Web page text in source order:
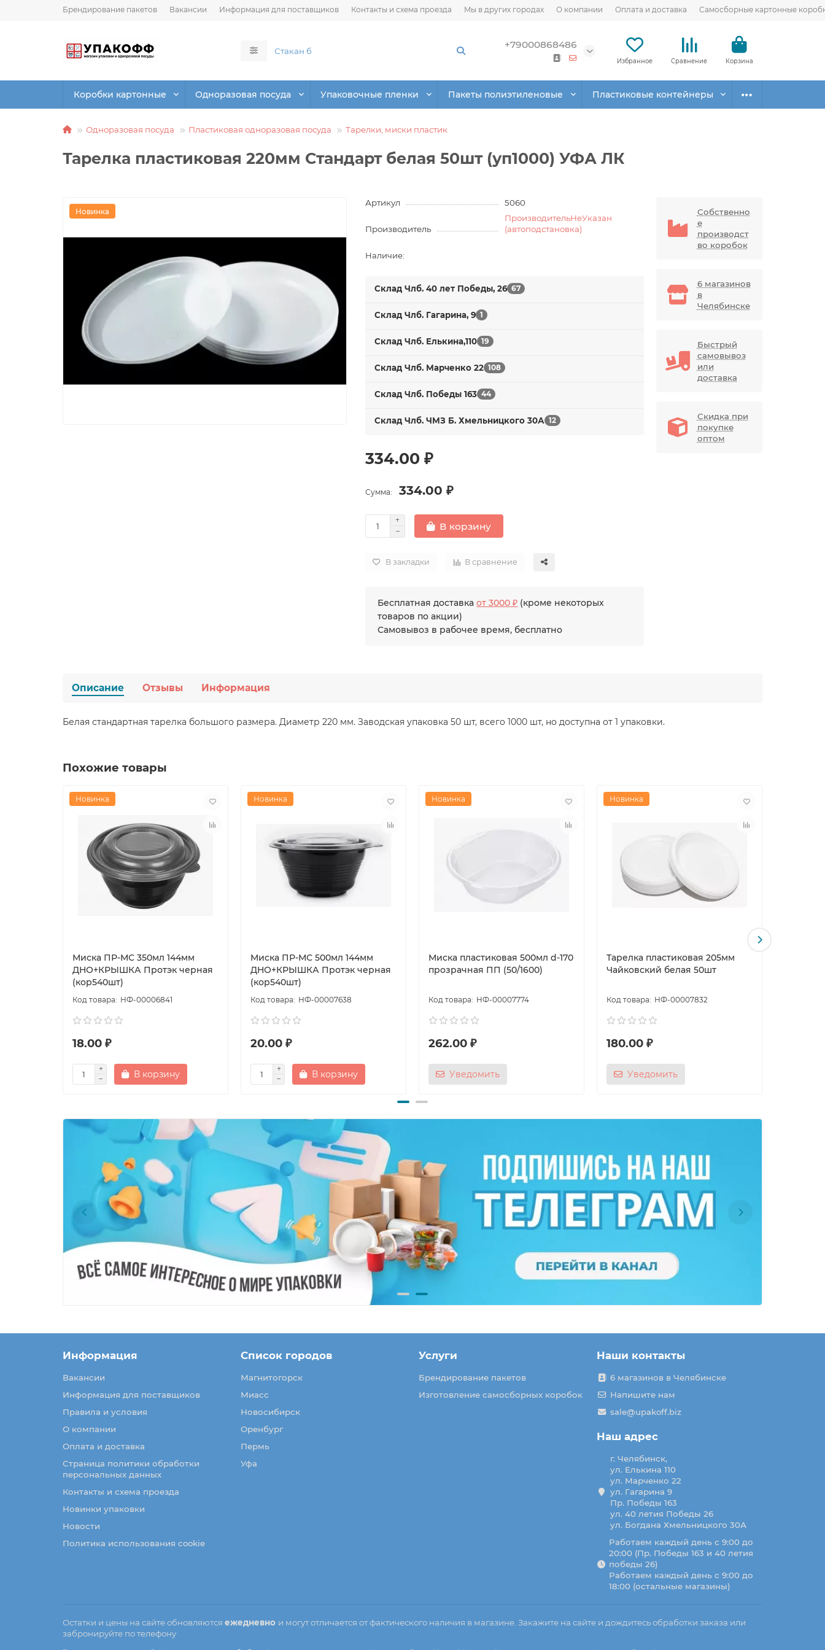
Брендирование пакетов Вакансии Информация для поставщиков Контакты и схема проезда Мы в других городах О компании Оплата и доставка Самосборные картонные
+79000868486
Избранное Сравнение Корзина
Коробки картонные Одноразовая посуда Упаковочные пленки Пакеты полиэтиленовые Пластиковые контейнеры
Одноразовая посуда Пластиковая одноразовая посуда Тарелки, миски пластик
Тарелка пластиковая 220мм Стандарт белая 50шт (уп1000) УФА ЛК
Новинка
Артикул 5060
Производитель
ПроизводительНеУказан
(автоподстановка)
Наличие:
Склад Члб. 40 лет Победы, 26 67
Склад Члб. Гагарина, 9 1
Склад Члб. Елькина,110 19
Склад Члб. Марченко 22 108
Склад Члб. Победы 163 44
Склад Члб. ЧМЗ Б. Хмельницкого 30А 12
334.00 ₽
Сумма: 334.00 ₽
В корзину
В закладки В сравнение
Бесплатная доставкаот 3000 ₽ (кроме некоторых
товаров по акции)
Самовывоз в рабочее время, бесплатно
Собственно
е
производст
во коробок
6 магазинов
в
Челябинске
Быстрый
самовывоз
или
доставка
Скидка при
покупке
оптом
Описание Отзывы Информация
Белая стандартная тарелка большого размера. Диаметр 220 мм. Заводская упаковка 50 шт, всего 1000 шт, но доступна от 1 упаковки.
Похожие товары
Новинка
Миска ПР-МС 350мл 144мм
ДНО+КРЫШКА Протэк черная
(кор540шт)
НФ-00006841
18.00 ₽
В корзину
Новинка
Миска ПР-МС 500мл 144мм
ДНО+КРЫШКА Протэк черная
(кор540шт)
НФ-00007638
20.00 ₽
В корзину
Новинка
Миска пластиковая 500мл d-170
прозрачная ПП (50/1600)
НФ-00007774
262.00 ₽
Уведомить
Новинка
Тарелка пластиковая 205мм
Чайковский белая 50шт
НФ-00007832
180.00 ₽
Уведомить
Информация
Вакансии
Информация для поставщиков
Правила и условия
О компании
Оплата и доставка
Страница политики обработки
персональных данных
Контакты и схема проезда
Новинки упаковки
Новости
Политика использования cookie
Список городов
Магнитогорск
Миасс
Новосибирск
Оренбург
Пермь
Уфа
Услуги
Брендирование пакетов
Изготовление самосборных коробок
Наши контакты
6 магазинов в Челябинске
Напишите нам
sale@upakoff.biz
Наш адрес
г. Челябинск,
ул. Елькина 110
ул. Марченко 22
ул. Гагарина 9
Пр. Победы 163
ул. 40 летия Победы 26
ул. Богдана Хмельницкого 30А
Работаем каждый день с 9:00 до
20:00 (Пр. Победы 163 и 40 летия
победы 26)
Работаем каждый день с 9:00 до
18:00 (остальные магазины)
Остатки и цены на сайте обновляются ежедневно и могут отличается от фактического наличия в магазине. Закажите на сайте и дождитесь обработки заказа или
забронируйте по телефону